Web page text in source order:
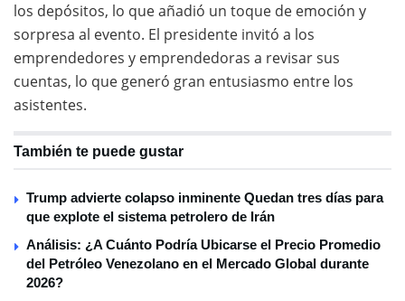
los depósitos, lo que añadió un toque de emoción y
sorpresa al evento. El presidente invitó a los
emprendedores y emprendedoras a revisar sus
cuentas, lo que generó gran entusiasmo entre los
asistentes.
También te puede gustar
Trump advierte colapso inminente Quedan tres días para
que explote el sistema petrolero de Irán
Análisis: ¿A Cuánto Podría Ubicarse el Precio Promedio
del Petróleo Venezolano en el Mercado Global durante
2026?